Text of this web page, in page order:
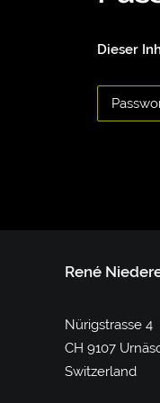
Dieser
René
Nürigstrasse 4
CH 9107
Switzerland